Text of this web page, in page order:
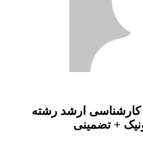
کارشناسی ارشد رشته
+ تضمینی